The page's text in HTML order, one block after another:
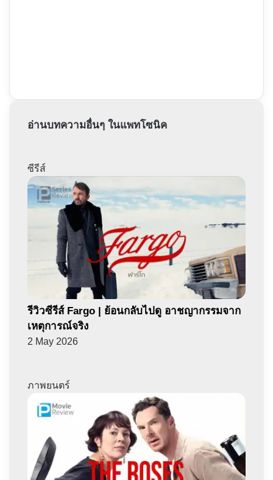
อ่านบทความอื่นๆ ในแพทโซนิค
ซีรีส์
รีวิวซีรีส์ Fargo | ย้อนกลับไปดู อาชญากรรมจาก
เหตุการณ์จริง
2 May 2026
ภาพยนตร์